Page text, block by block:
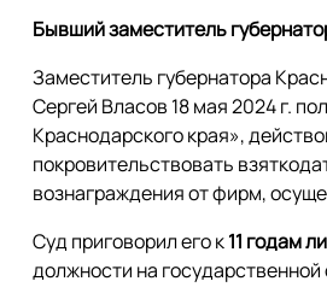
Бывший заместитель
Заместитель губернатора
Сергей Власов 18 мая 2024 г.
Краснодарского края»,
покровительствовать
вознаграждения от фирм,
Суд приговорил его к11 годам
должности на